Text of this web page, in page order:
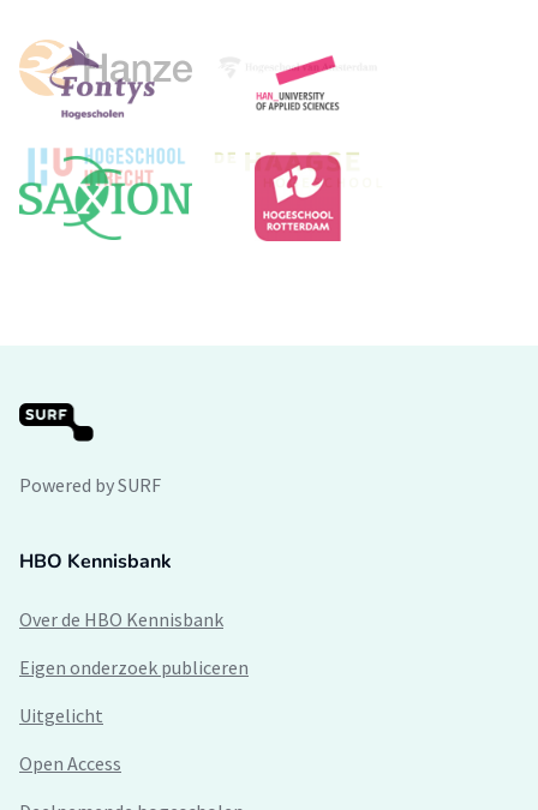
Powered by SURF
HBO Kennisbank
Over de HBO Kennisbank
Eigen onderzoek publiceren
Uitgelicht
Open Access